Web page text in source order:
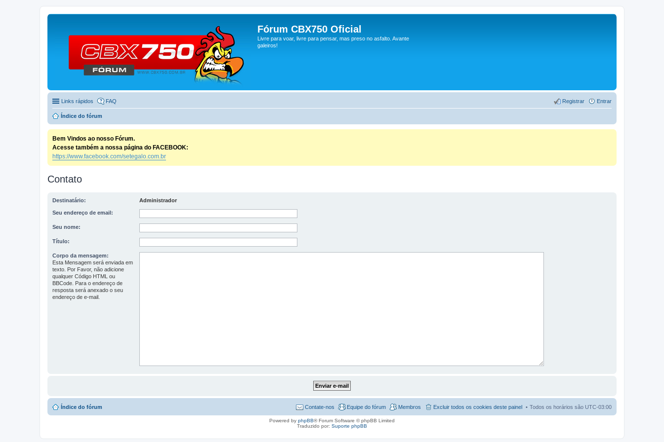
Fórum CBX750 Oficial
Livre para voar, livre para pensar, mas preso no asfalto. Avante
galeiros!
Links rápidos FAQ Entrar
Registrar
Índice do fórum
Bem Vindos ao nosso Fórum.
Acesse também a nossa página do FACEBOOK:
https://www.facebook.com/setegalo.com.br
Contato
Destinatário: Administrador
Seu endereço de email:
Seu nome:
Título:
Corpo da mensagem:
Esta Mensagem será enviada em
texto. Por Favor, não adicione
qualquer Código HTML ou
BBCode. Para o endereço de
resposta será anexado o seu
endereço de e-mail.
Índice do fórum Todos os horários são UTC-03:00
Excluir todos os cookies deste painel
Membros
Equipe do fórum
Contate-nos
Powered by phpBB® Forum Software © phpBB Limited
Traduzido por: Suporte phpBB